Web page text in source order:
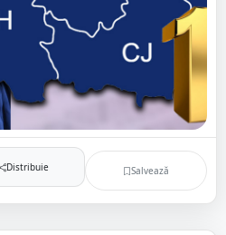
Distribuie Salvează